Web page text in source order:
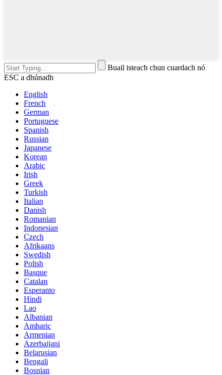
Buail isteach chun cuardach nó
ESC a dhúnadh
English
French
German
Portuguese
Spanish
Russian
Japanese
Korean
Arabic
Irish
Greek
Turkish
Italian
Danish
Romanian
Indonesian
Czech
Afrikaans
Swedish
Polish
Basque
Catalan
Esperanto
Hindi
Lao
Albanian
Amharic
Armenian
Azerbaijani
Belarusian
Bengali
Bosnian